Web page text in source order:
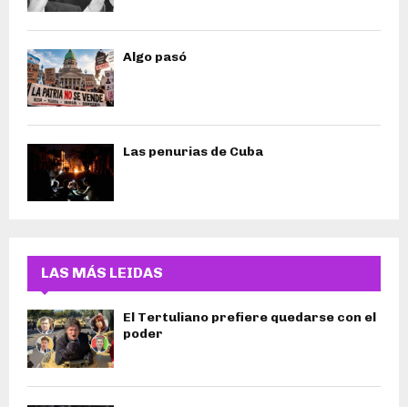
Algo pasó
Las penurias de Cuba
LAS MÁS LEIDAS
El Tertuliano prefiere quedarse con el
poder